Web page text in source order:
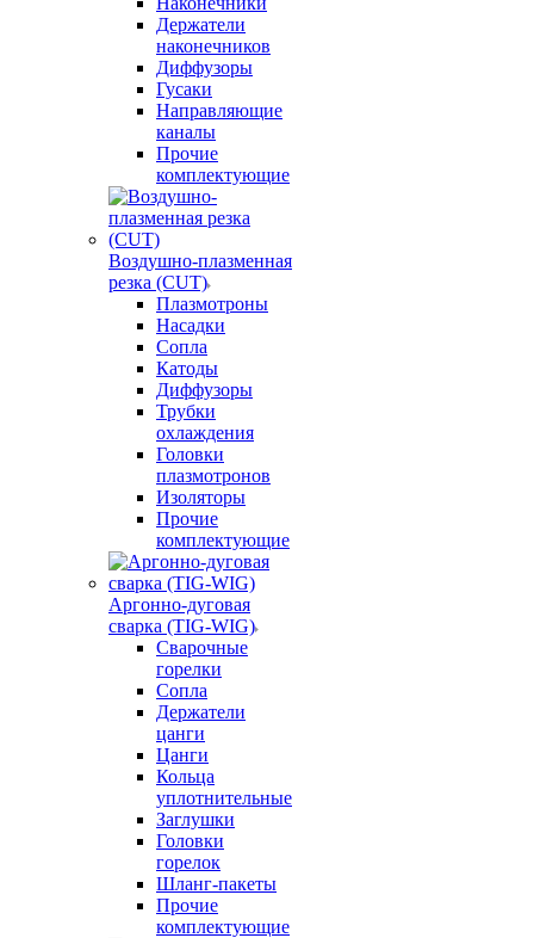
Держатели
наконечников
Диффузоры
Гусаки
Направляющие
каналы
Прочие
комплектующие
Воздушно-плазменная
резка (CUT)
Плазмотроны
Насадки
Сопла
Катоды
Диффузоры
Трубки
охлаждения
Головки
плазмотронов
Изоляторы
Прочие
комплектующие
Аргонно-дуговая
сварка (TIG-WIG)
Сварочные
горелки
Сопла
Держатели
цанги
Цанги
Кольца
уплотнительные
Заглушки
Головки
горелок
Шланг-пакеты
Прочие
комплектующие